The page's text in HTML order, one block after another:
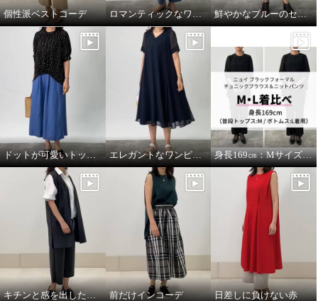
個性派ベストコーデ ロマンティックなワンピースを羽織って 鮮やかなブルーのセットアップコーデ。
ドットが可愛いトップスをメインに。 エレガントなワンピースにカジュアルな小物を合わせて。 身長169㎝：MサイズとLサイズを着比べ
キチンと感を出したい日に。 前だけインコーデ 日差しに負けない赤